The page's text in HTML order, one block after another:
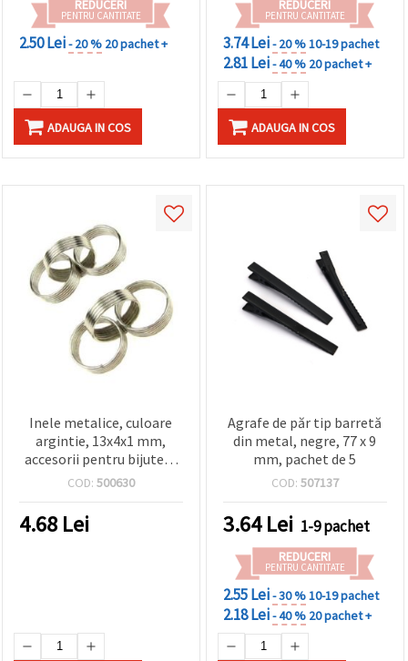
REDUCERI
PENTRU CANTITATE
2.50 Lei- 20 % 20 pachet +
ADAUGA IN COS
REDUCERI
PENTRU CANTITATE
3.74 Lei- 20 %10-19 pachet
2.81 Lei- 40 % 20 pachet +
ADAUGA IN COS
Inele metalice, culoare
argintie, 13x4x1 mm,
accesorii pentru bijuterii
DIY - 5 bucăți
COD: 500630
4.68 Lei
Agrafe de păr tip barretă
din metal, negre, 77 x 9
mm, pachet de 5
COD: 507137
3.64Lei 1-9 pachet
REDUCERI
PENTRU CANTITATE
2.55 Lei- 30 %10-19 pachet
2.18 Lei- 40 % 20 pachet +